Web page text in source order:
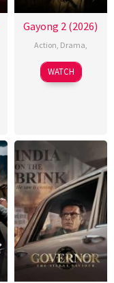
Gayong 2 (2026)
Action, Drama,
WATCH